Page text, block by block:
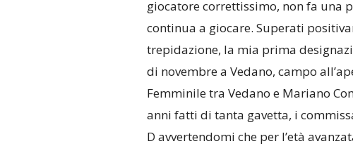
giocatore correttissimo, non fa una
continua a giocare. Superati
trepidazione, la mia prima
di novembre a Vedano, campo
Femminile tra Vedano e Mariano
anni fatti di tanta gavetta, i
D avvertendomi che per l’età